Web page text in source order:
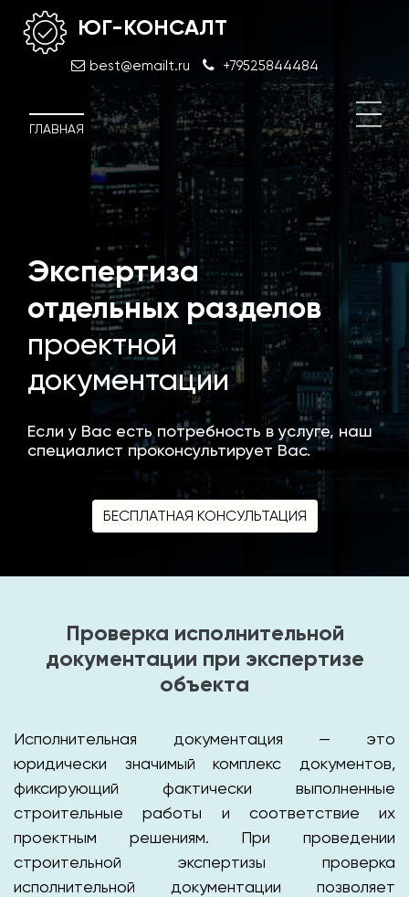
ЮГ-КОНСАЛТ
best@emailt.ru +79525844484
ГЛАВНАЯ
Экспертиза
отдельных разделов
проектной
документации
и
Если у Вас есть потребность в услуге, наш
специалист проконсультирует Вас.
БЕСПЛАТНАЯ КОНСУЛЬТАЦИЯ
Проверка исполнительной
документации при экспертизе
объекта
Исполнительная документация — это
юридически значимый комплекс документов,
фиксирующий фактически выполненные
строительные работы и соответствие их
проектным решениям. При проведении
строительной экспертизы проверка
исполнительной документации позволяет